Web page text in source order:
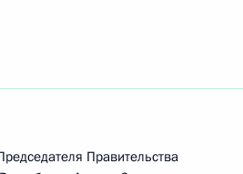
Правительства